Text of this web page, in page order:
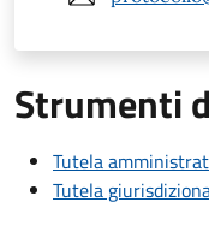
Strumenti
Tutela
Tutela